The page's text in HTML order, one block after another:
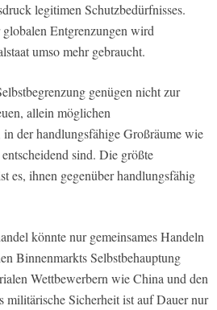
legitimen Schutzbedürfnisses.
Entgrenzungen wird
umso mehr gebraucht.
genügen nicht zur
allein möglichen
der handlungsfähige Großräume wie
sind. Die größte
es, ihnen gegenüber handlungsfähig
könnte nur gemeinsames Handeln
Binnenmarkts Selbstbehauptung
Wettbewerbern wie China und den
militärische Sicherheit ist auf Dauer nur